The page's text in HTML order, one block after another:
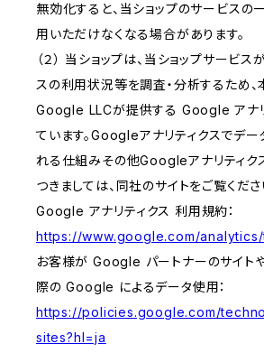
無効化すると、当ショップのサービスの
用いただけなくなる場合があります。
（２） 当ショップは、当ショップサービ
スの利用状況等を調査・分析するため
Google LLCが提供する Google アナ
ています。Googleアナリティクスでデー
れる仕組みその他Googleアナリティク
つきましては、同社のサイトをご覧くださ
Google アナリティクス 利用規約：
https://www.google.com/
お客様が Google パートナーのサイト
際の Google によるデータ使用：
https://policies.google.com/
sites?hl=ja